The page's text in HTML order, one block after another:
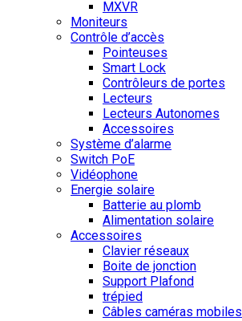
MXVR
Moniteurs
Contrôle d’accès
Pointeuses
Smart Lock
Contrôleurs de portes
Lecteurs
Lecteurs Autonomes
Accessoires
Système d’alarme
Switch PoE
Vidéophone
Energie solaire
Batterie au plomb
Alimentation solaire
Accessoires
Clavier réseaux
Boite de jonction
Support Plafond
trépied
Câbles caméras mobiles